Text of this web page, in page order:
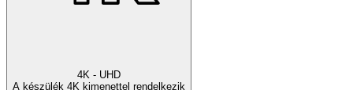
4K - UHD
A készülék 4K kimenettel rendelkezik